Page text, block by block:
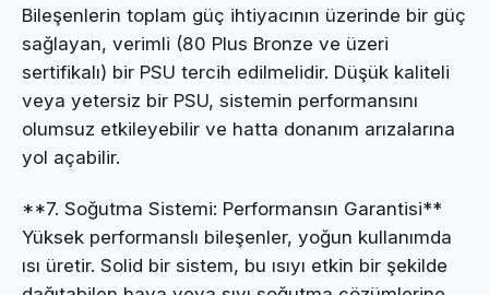
Bileşenlerin toplam güç ihtiyacının üzerinde bir güç
sağlayan, verimli (80 Plus Bronze ve üzeri
sertifikalı) bir PSU tercih edilmelidir. Düşük kaliteli
veya yetersiz bir PSU, sistemin performansını
olumsuz etkileyebilir ve hatta donanım arızalarına
yol açabilir.
**7. Soğutma Sistemi: Performansın Garantisi**
Yüksek performanslı bileşenler, yoğun kullanımda
ısı üretir. Solid bir sistem, bu ısıyı etkin bir şekilde